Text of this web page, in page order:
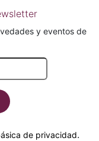
y eventos de
de privacidad.